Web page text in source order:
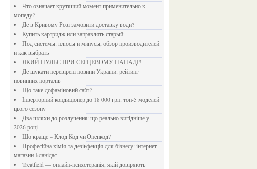
Что означает крутящий момент применительно к
мопеду?
Де в Кривому Розі замовити доставку води?
Купить картридж или заправлять старый
Под системы: плюсы и минусы, обзор производителей
и как выбрать
ЯКИЙ ПУЛЬС ПРИ СЕРЦЕВОМУ НАПАДІ?
Де шукати перевірені новини України: рейтинг
новинних порталів
Що таке дофаміновий сайт?
Інверторний кондиціонер до 18 000 грн: топ-5 моделей
цього сезону
Два шляхи до розлучення: що реально вигідніше у
2026 році
Що краще – Клод Код чи Опенкод?
Професійна хімія та дезінфекція для бізнесу: інтернет-
магазин Бланідас
Treatfield — онлайн-психотерапія, якій довіряють